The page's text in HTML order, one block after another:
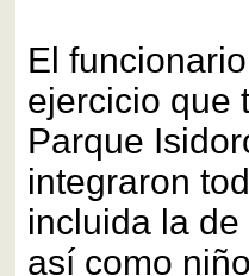
El
ejercicio que
Parque
integraron
incluida la
así como